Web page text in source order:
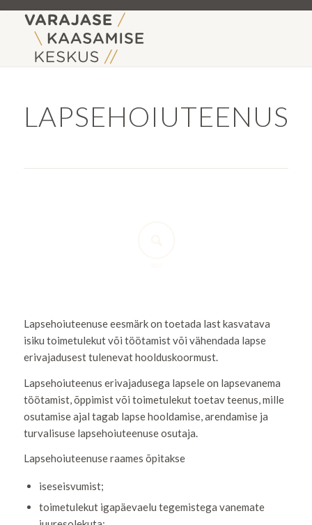
LAPSEHOIUTEENUS
Lapsehoiuteenuse eesmärk on toetada last kasvatava
isiku toimetulekut või töötamist või vähendada lapse
erivajadusest tulenevat hoolduskoormust.
Lapsehoiuteenus erivajadusega lapsele on lapsevanema
töötamist, õppimist või toimetulekut toetav teenus, mille
osutamise ajal tagab lapse hooldamise, arendamise ja
turvalisuse lapsehoiuteenuse osutaja.
Lapsehoiuteenuse raames õpitakse
iseseisvumist;
toimetulekut igapäevaelu tegemistega vanemate